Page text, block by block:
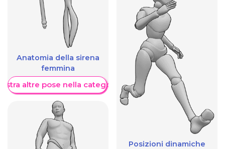
Anatomia della sirena
femmina
altre pose nella categoria
Posizioni dinamiche